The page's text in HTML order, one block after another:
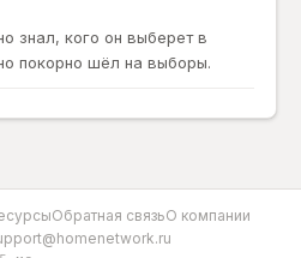
знал, кого он выберет в
покорно шёл на выборы.
Обратная связьО компании